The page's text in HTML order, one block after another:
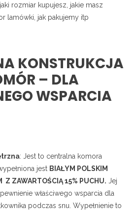
rozmiar kupujesz, jakie masz
lamówki, jak pakujemy itp
KONSTRUKCJA
– DLA
WSPARCIA
: Jest to centralna komora
jest BIAŁYM POLSKIM
Z ZAWARTOŚCIĄ 15% PUCHU. Jej
właściwego wsparcia dla
podczas snu. Wypełnienie to